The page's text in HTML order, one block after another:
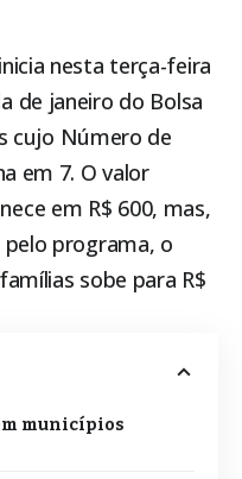
nesta terça-feira
de janeiro do Bolsa
cujo Número de
em 7. O valor
em R$ 600, mas,
programa, o
sobe para R$
municípios